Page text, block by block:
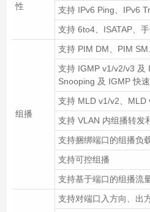
性
支持 IPv6 Ping、IPv6
支持 6to4、ISATAP、
组播
支持 PIM DM、PIM
支持 IGMP v1/v2/v3 及
Snooping 及 IGMP 快
支持 MLD v1/v2、MLD
支持 VLAN 内组播转发
支持捆绑端口的组播负
支持可控组播
支持基于端口的组播流
支持对端口入方向、出